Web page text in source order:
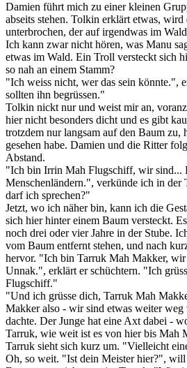
Damien führt mich zu einer kleinen
abseits stehen. Tolkin erklärt etwas,
unterbrochen, der auf irgendwas im
Ich kann zwar nicht hören, was Manu
etwas im Wald. Ein Troll versteckt sich
so nah an einem Stamm?
"Ich weiss nicht, wer das sein könnte.",
sollten ihn begrüssen."
Tolkin nickt nur und weist mir an,
hier nicht besonders dicht und es gibt
trotzdem nur langsam auf den Baum zu,
gesehen habe. Damien und die Ritter
Abstand.
"Ich bin Irrin Mah Flugschiff, wir sind...
Menschenländern.", verkünde ich in
darf ich sprechen?"
Jetzt, wo ich näher bin, kann ich die
sich hier hinter einem Baum versteckt.
noch drei oder vier Jahre in der Stube.
vom Baum entfernt stehen, und nach
hervor. "Ich bin Tarruk Mah Makker,
Unnak.", erklärt er schüchtern. "Ich
Flugschiff."
"Und ich grüsse dich, Tarruk Mah
Makker also - wir sind etwas weiter
dachte. Der Junge hat eine Axt dabei -
Tarruk, wie weit ist es von hier bis Mah
Tarruk sieht sich kurz um. "Vielleicht
Oh, so weit. "Ist dein Meister hier?", will